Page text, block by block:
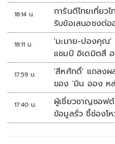
18:14 น.
การันตีไทยเที่ยว
รับข้อเสนอชงต่
18:11 น.
'มะมาย-ปองคุณ'
แชมป์ อิเดมิตสึ
คัพ สนาม 3
17:59 น.
'สีหศักดิ์' แถลงผ
ของ 'มิน ออง ห
อาเซียน
17:40 น.
ผู้เชี่ยวชาญซอฟ
ข้อมูลรั่ว ชี้ช่องโ
ไม่ใช่ถูกแฮกระบบ